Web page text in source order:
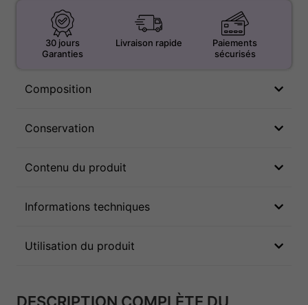
30 jours
Garanties
Livraison rapide
Paiements
sécurisés
Composition
Conservation
Contenu du produit
Informations techniques
Utilisation du produit